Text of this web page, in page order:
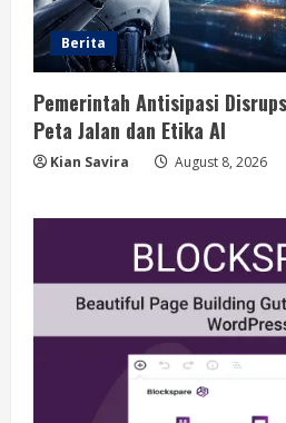
Berita
Pemerintah Antisipasi
Peta Jalan dan Etika AI
Kian Savira August 8, 2026